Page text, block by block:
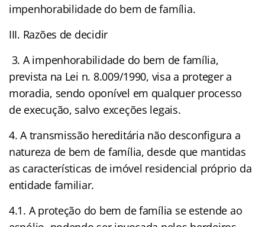
impenhorabilidade do bem de família.
III. Razões de decidir
3. A impenhorabilidade do bem de família,
prevista na Lei n. 8.009/1990, visa a proteger a
moradia, sendo oponível em qualquer processo
de execução, salvo exceções legais.
4. A transmissão hereditária não desconfigura a
natureza de bem de família, desde que mantidas
as características de imóvel residencial próprio da
entidade familiar.
4.1. A proteção do bem de família se estende ao